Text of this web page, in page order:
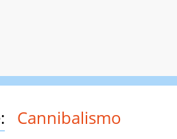
Cannibalismo